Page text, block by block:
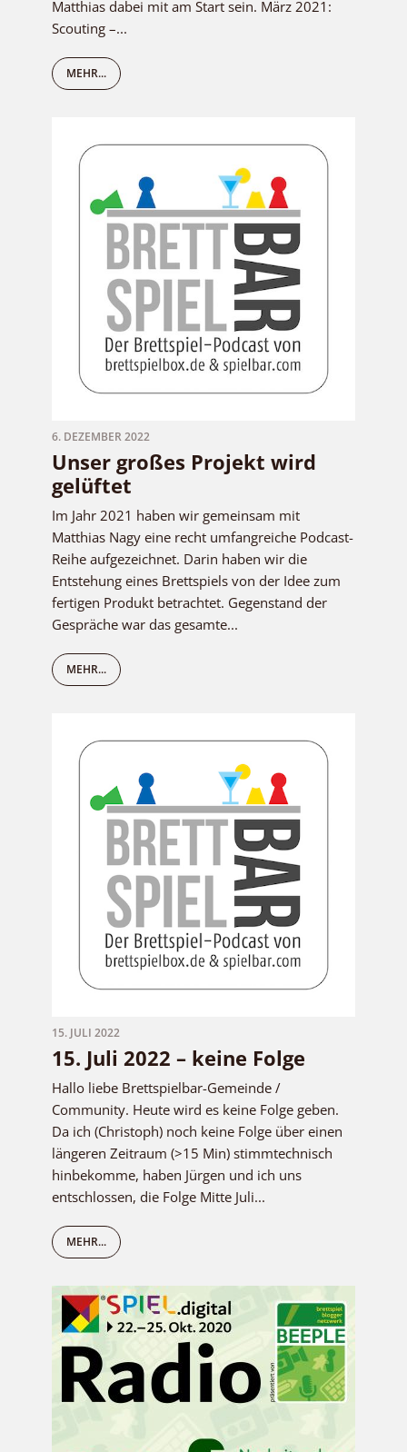
Matthias dabei mit am Start sein. März 2021:
Scouting –...
MEHR...
6. DEZEMBER 2022
Unser großes Projekt wird
gelüftet
Im Jahr 2021 haben wir gemeinsam mit
Matthias Nagy eine recht umfangreiche Podcast-
Reihe aufgezeichnet. Darin haben wir die
Entstehung eines Brettspiels von der Idee zum
fertigen Produkt betrachtet. Gegenstand der
Gespräche war das gesamte...
MEHR...
15. JULI 2022
15. Juli 2022 – keine Folge
Hallo liebe Brettspielbar-Gemeinde /
Community. Heute wird es keine Folge geben.
Da ich (Christoph) noch keine Folge über einen
längeren Zeitraum (>15 Min) stimmtechnisch
hinbekomme, haben Jürgen und ich uns
entschlossen, die Folge Mitte Juli...
MEHR...